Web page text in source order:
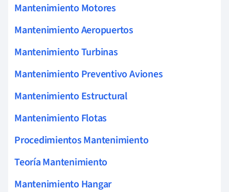
Mantenimiento Motores
Mantenimiento Aeropuertos
Mantenimiento Turbinas
Mantenimiento Preventivo Aviones
Mantenimiento Estructural
Mantenimiento Flotas
Procedimientos Mantenimiento
Teoría Mantenimiento
Mantenimiento Hangar